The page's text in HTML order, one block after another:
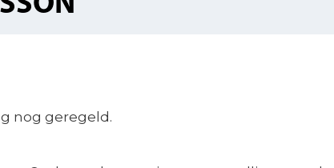
nog geregeld.